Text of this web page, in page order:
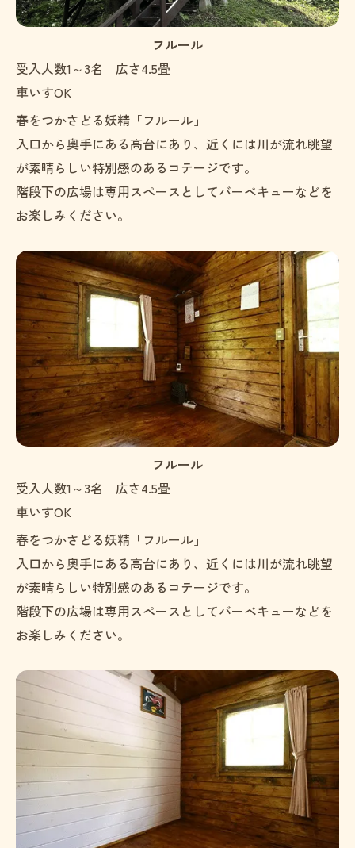
フルール
受入人数1～3名｜広さ4.5畳
車いすOK
春をつかさどる妖精「フルール」
入口から奥手にある高台にあり、近くには川が流れ眺望
が素晴らしい特別感のあるコテージです。
階段下の広場は専用スペースとしてバーベキューなどを
お楽しみください。
フルール
受入人数1～3名｜広さ4.5畳
車いすOK
春をつかさどる妖精「フルール」
入口から奥手にある高台にあり、近くには川が流れ眺望
が素晴らしい特別感のあるコテージです。
階段下の広場は専用スペースとしてバーベキューなどを
お楽しみください。